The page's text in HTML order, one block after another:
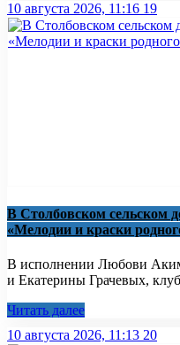
10 августа 2026, 11:16 19
В Столбовском сельском
«Мелодии и краски
В исполнении Любови
и Екатерины Грачевых,
Читать далее
10 августа 2026, 11:13 20